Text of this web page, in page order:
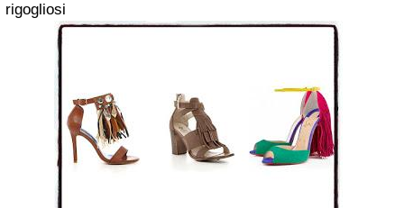
rigogliosi